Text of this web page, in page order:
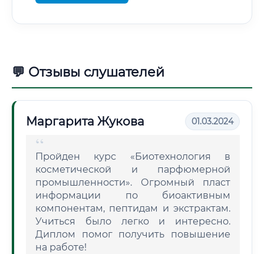
💬 Отзывы слушателей
Маргарита Жукова 01.03.2024
Пройден курс «Биотехнология в
косметической и парфюмерной
промышленности». Огромный пласт
информации по биоактивным
компонентам, пептидам и экстрактам.
Учиться было легко и интересно.
Диплом помог получить повышение
на работе!